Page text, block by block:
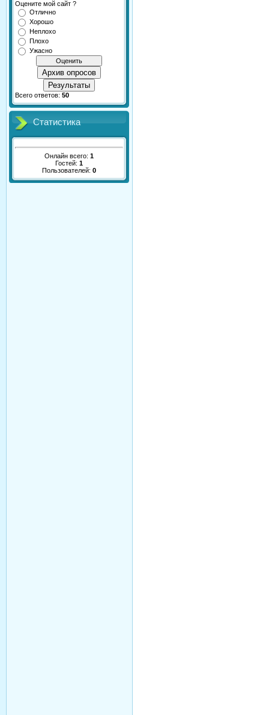
Оцените мой сайт ?
Отлично
Хорошо
Неплохо
Плохо
Ужасно
Архив опросов
Результаты
Всего ответов: 50
Статистика
Онлайн всего: 1
Гостей: 1
Пользователей: 0